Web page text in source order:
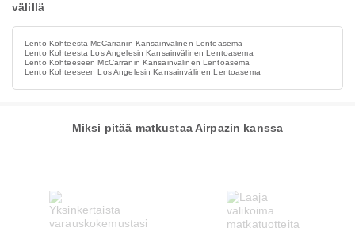
välillä
Lento Kohteesta McCarranin Kansainvälinen Lentoasema
Lento Kohteesta Los Angelesin Kansainvälinen Lentoasema
Lento Kohteeseen McCarranin Kansainvälinen Lentoasema
Lento Kohteeseen Los Angelesin Kansainvälinen Lentoasema
Miksi pitää matkustaa Airpazin kanssa